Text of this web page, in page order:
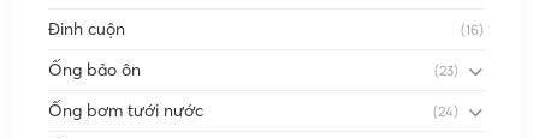
Đinh cuộn (16)
Ống bảo ôn (23)
Ống bơm tưới nước (24)